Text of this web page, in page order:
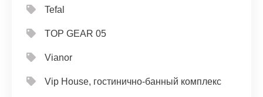
Tefal
TOP GEAR 05
Vianor
Vip House, гостинично-банный комплекс